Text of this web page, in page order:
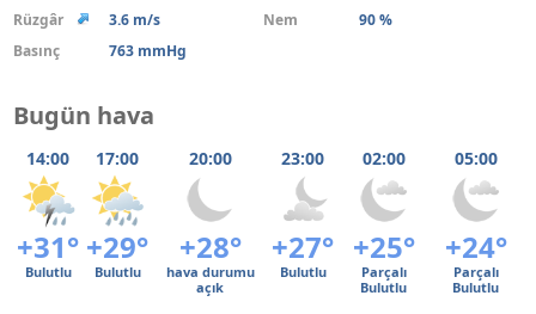
Rüzgâr
3.6 m/s Nem
90 %
Basınç
763 mmHg
Bugün hava
14:00 17:00 20:00 23:00 02:00 05:00
+31° +29° +28° +27° +25° +24°
Bulutlu Bulutlu
hava durumu
açık
Bulutlu
Parçalı
Bulutlu
Parçalı
Bulutlu